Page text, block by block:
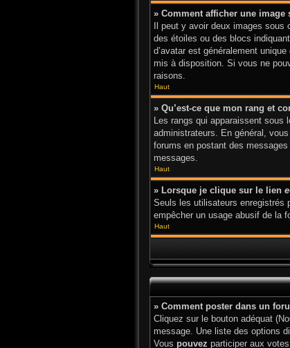
» Comment afficher une image
Il peut y avoir deux images
des étoiles ou des blocs
d’avatar est généralement
mis à disposition. Si vous ne
raisons.
Haut
» Qu’est-ce que mon rang et
Les rangs qui apparaissent sous
administrateurs. En général,
forums en postant des
messages.
Haut
» Lorsque je clique sur le lien
Seuls les utilisateurs enregistrés
empêcher un usage abusif de la
Haut
» Comment poster dans un
Cliquez sur le bouton adéquat
message. Une liste des options
Vous pouvez participer aux